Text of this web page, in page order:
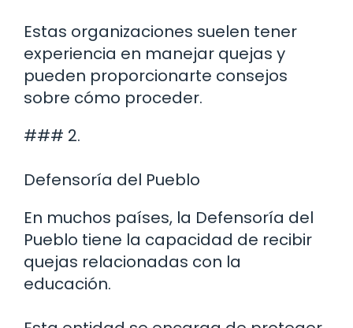
Estas organizaciones suelen tener
experiencia en manejar quejas y
pueden proporcionarte consejos
sobre cómo proceder.
### 2.
Defensoría del Pueblo
En muchos países, la Defensoría del
Pueblo tiene la capacidad de recibir
quejas relacionadas con la
educación.